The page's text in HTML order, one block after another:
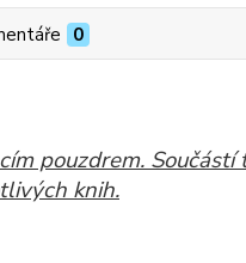
0
pouzdrem.
knih.